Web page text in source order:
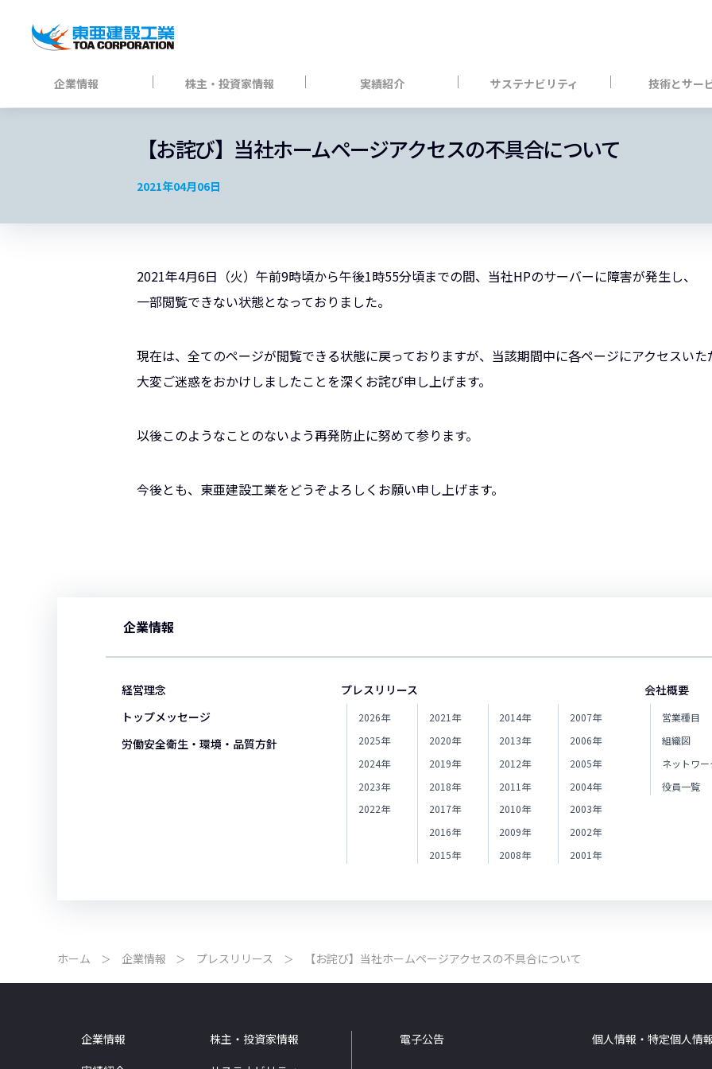
企業情報 株主・投資家情報 実績紹介 サステナビリティ 技術とサー
【お詫び】当社ホームページアクセスの不具合について
2021年04月06日
2021年4月6日（火）午前9時頃から午後1時55分頃までの間、当社HPのサーバーに障害が発生し、
一部閲覧できない状態となっておりました。
現在は、全てのページが閲覧できる状態に戻っておりますが、当該期間中に各ページにアクセスい
大変ご迷惑をおかけしましたことを深くお詫び申し上げます。
以後このようなことのないよう再発防止に努めて参ります。
今後とも、東亜建設工業をどうぞよろしくお願い申し上げます。
企業情報
経営理念
トップメッセージ
労働安全衛生・環境・品質方針
プレスリリース
2026年
2025年
2024年
2023年
2022年
2021年
2020年
2019年
2018年
2017年
2016年
2015年
2014年
2013年
2012年
2011年
2010年
2009年
2008年
2007年
2006年
2005年
2004年
2003年
2002年
2001年
会社概要
営業種目
組織図
ネットワー
役員一覧
ホーム 企業情報 プレスリリース 【お詫び】当社ホームページアクセスの不具合について
企業情報
株主・投資家情報
電子公告 個人情報・特定個人情